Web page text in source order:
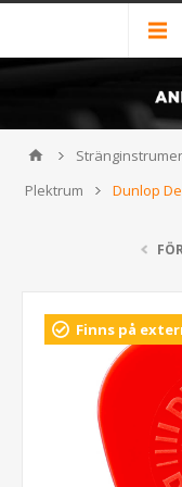
Plektrum
Dunlop
Finns på